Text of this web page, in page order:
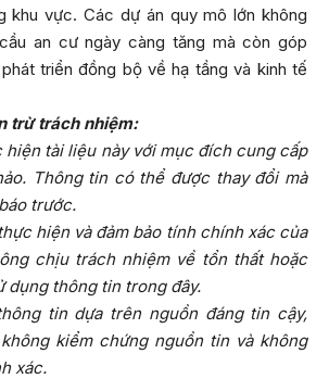
khu vực. Các dự án quy mô lớn không
an cư ngày càng tăng mà còn góp
triển đồng bộ về hạ tầng và kinh tế
trừ trách nhiệm:
tài liệu này với mục đích cung cấp
Thông tin có thể được thay đổi mà
trước.
hiện và đảm bảo tính chính xác của
chịu trách nhiệm về tổn thất hoặc
dụng thông tin trong đây.
tin dựa trên nguồn đáng tin cậy,
kiểm chứng nguồn tin và không
xác.